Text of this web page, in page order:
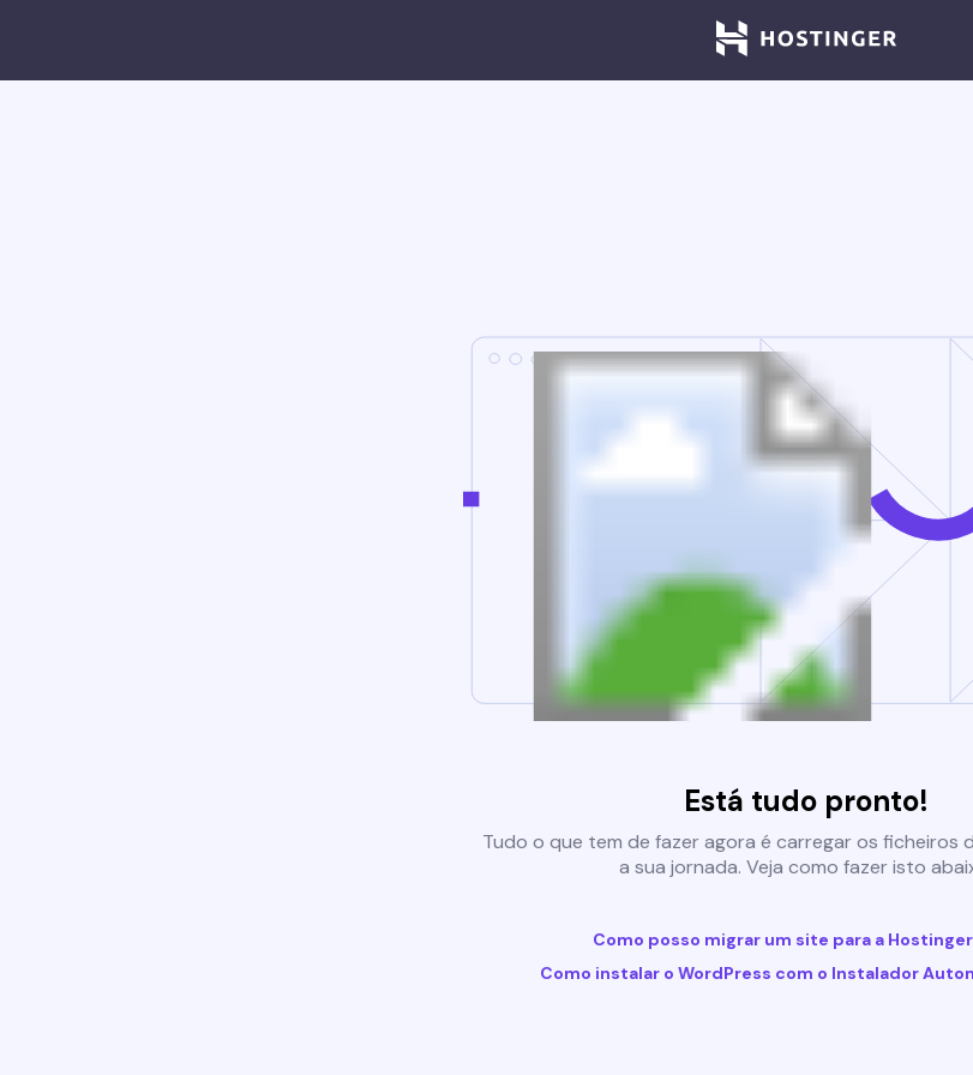
Está tudo pronto!
Tudo o que tem de fazer agora é carregar os ficheiros
a sua jornada. Veja como fazer isto
Como posso migrar um site para a
Como instalar o WordPress com o Instalador